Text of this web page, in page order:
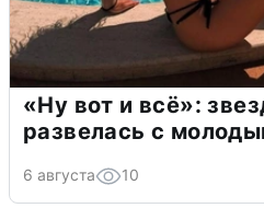
«Ну вот и всё»:
развелась с
6 августа 10